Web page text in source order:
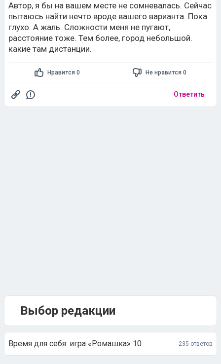
Автор, я бы на вашем месте не сомневалась. Сейчас
пытаюсь найти нечто вроде вашего варианта. Пока
глухо. А жаль. Сложности меня не пугают,
расстояние тоже. Тем более, город небольшой.
какие там дистанции.
Нравится 0 Не нравится 0
Ответить
Выбор редакции
Время для себя: игра «Ромашка» 10 235 ответов